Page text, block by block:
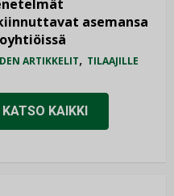
asemansa
ARTIKKELIT, TILAAJILLE
KATSO KAIKKI